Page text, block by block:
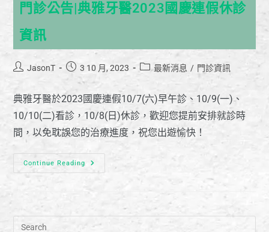
門診公告|典雅牙醫2023國慶連假休診
資訊
JasonT 3 10 月, 2023 最新消息 / 門診資訊
典雅牙醫於2023國慶連假10/7(六)早午診、10/9(一)、
10/10(二)看診，10/8(日)休診，歡迎您提前安排就診時
間，以免耽誤您的治療進度，祝您出遊愉快！
Continue Reading